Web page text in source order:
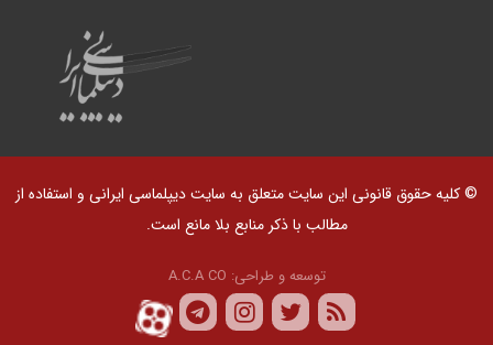
© کلیه حقوق قانونی این سایت متعلق به سایت دیپلماسی ایرانی و استفاده از
مطالب با ذکر منابع بلا مانع است.
توسعه و طراحی: A.C.A CO